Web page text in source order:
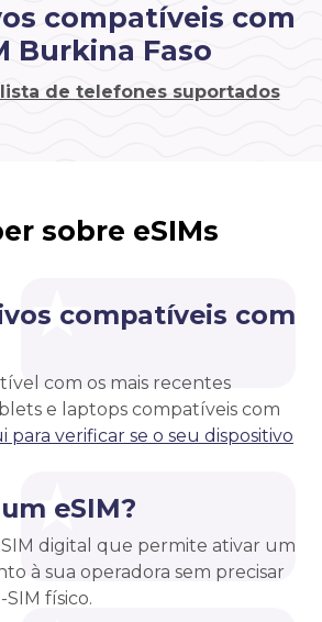
compatíveis com
Burkina Faso
lista de telefones suportados
sobre eSIMs
compatíveis com
com os mais recentes
e laptops compatíveis com
para verificar se o seu dispositivo
eSIM?
digital que permite ativar um
à sua operadora sem precisar
físico.